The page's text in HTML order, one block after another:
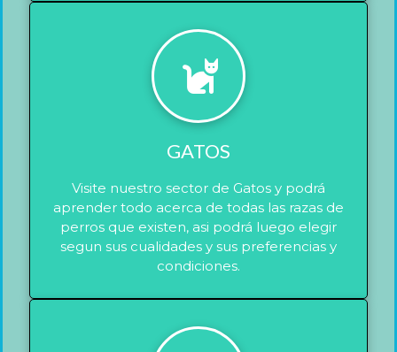
GATOS
Visite nuestro sector de Gatos y podrá
aprender todo acerca de todas las razas de
perros que existen, asi podrá luego elegir
segun sus cualidades y sus preferencias y
condiciones.